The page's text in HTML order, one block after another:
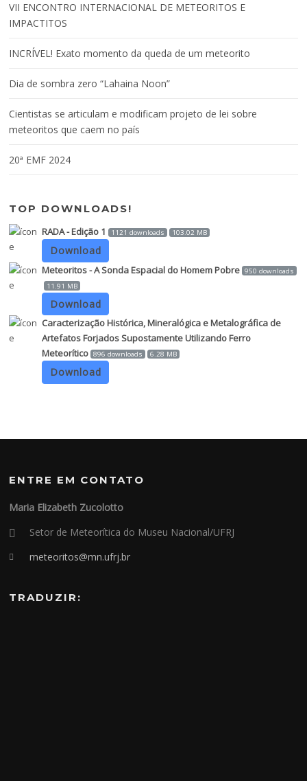
VII ENCONTRO INTERNACIONAL DE METEORITOS E
IMPACTITOS
INCRÍVEL! Exato momento da queda de um meteorito
Dia de sombra zero “Lahaina Noon”
Cientistas se articulam e modificam projeto de lei sobre
meteoritos que caem no país
20ª EMF 2024
TOP DOWNLOADS!
RADA - Edição 1 1121 downloads 103.02 MB
Download
Meteoritos - A Sonda Espacial do Homem Pobre 950 downloads
11.91 MB
Download
Caracterização Histórica, Mineralógica e Metalográfica de
Artefatos Forjados Supostamente Utilizando Ferro
Meteorítico 896 downloads 6.28 MB
Download
ENTRE EM CONTATO
Maria Elizabeth Zucolotto
Setor de Meteorítica do Museu Nacional/UFRJ
meteoritos@mn.ufrj.br
TRADUZIR: